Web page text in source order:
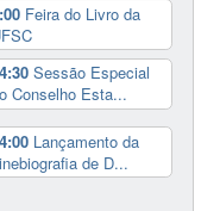
Feira do Livro da
Sessão Especial
Conselho Esta...
Lançamento da
de D...